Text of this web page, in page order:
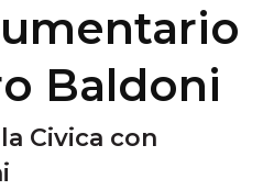
Baldoni
Civica con